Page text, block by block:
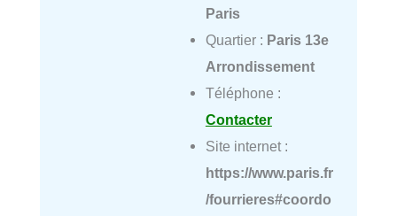
Paris
Quartier : Paris 13e
Arrondissement
Téléphone :
Contacter
Site internet :
https://www.paris.fr
/fourrieres#coordo